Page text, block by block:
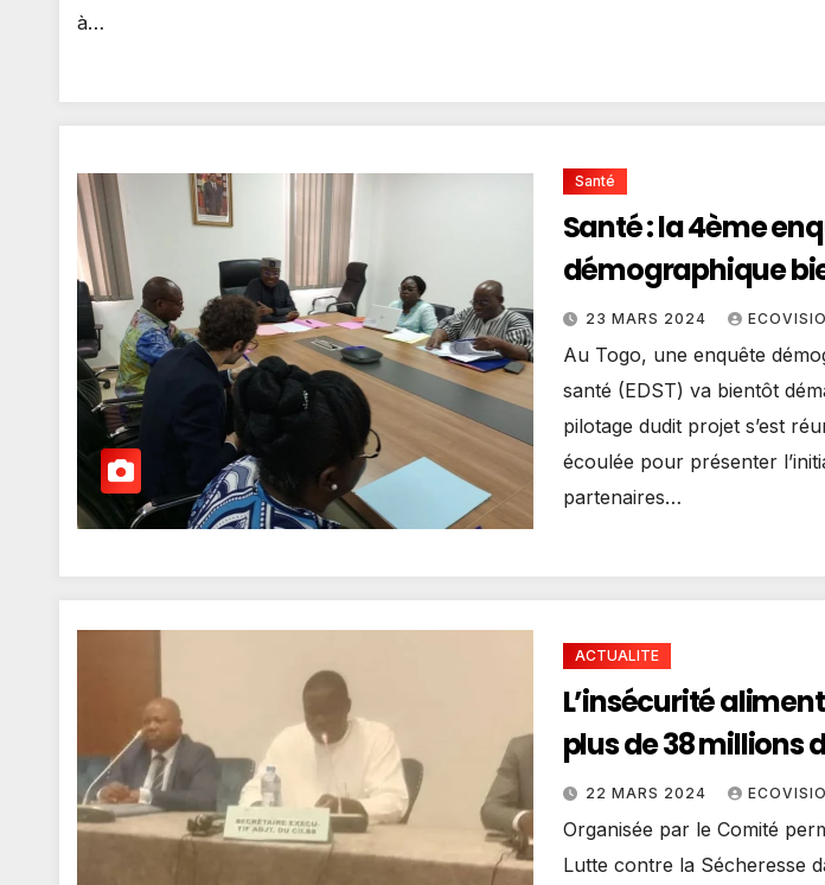
à…
Santé
Santé : la 4ème
démographique
23 MARS 2024
Au Togo, une enquête
santé (EDST) va bientôt
pilotage dudit projet s’est
écoulée pour présenter
partenaires…
ACTUALITE
L’insécurité
plus de 38 millions
et gagne du terrain
l’ouest et au Sahel
22 MARS 2024
Organisée par le Comité
Lutte contre la Sécheresse